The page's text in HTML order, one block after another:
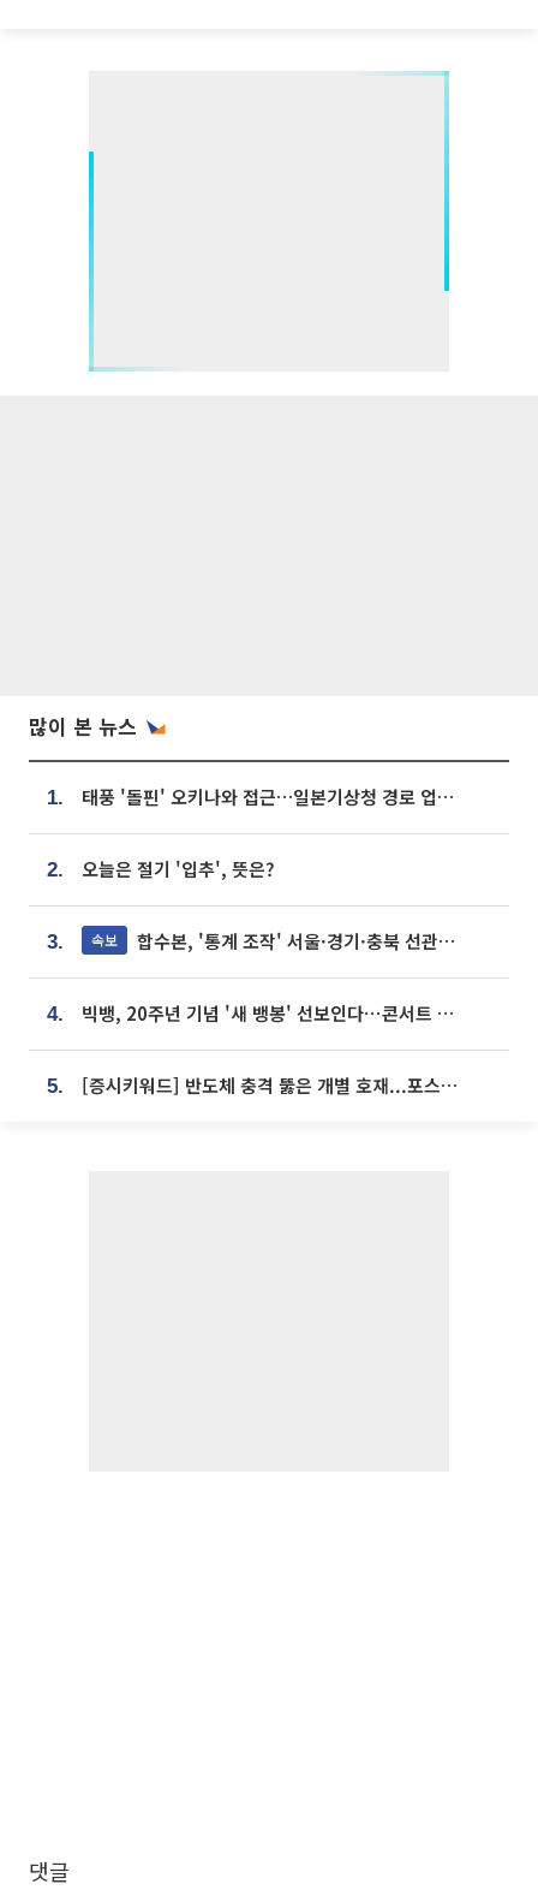
많이 본 뉴스
1. 태풍 '돌핀' 오키나와 접근…일본기상청 경로 업데이트
2. 오늘은 절기 '입추', 뜻은?
3. 속보 합수본, '통계 조작' 서울·경기·충북 선관위 등 추가 압수수색
4. 빅뱅, 20주년 기념 '새 뱅봉' 선보인다⋯콘서트 앞두고 팝업 개최
5. [증시키워드] 반도체 충격 뚫은 개별 호재...포스코퓨처엠·에코프로·한화솔루션 '눈길'
댓글